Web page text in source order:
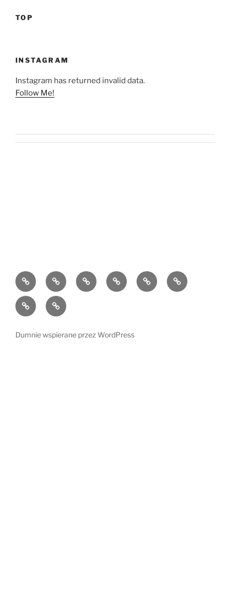
TOP
INSTAGRAM
Instagram has returned invalid data.
Follow Me!
O
mnie
Kontakt KulinariaLatosiowa
czyta
ZdrowieCodzienność
Dzieci
i
Kącik
radości
Dumnie wspierane przez WordPress